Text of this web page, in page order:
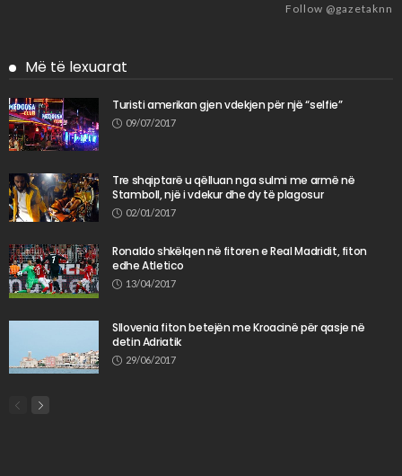
Follow @gazetaknn
Më të lexuarat
Turisti amerikan gjen vdekjen për një “selfie”
09/07/2017
Tre shqiptarë u qëlluan nga sulmi me armë në
Stamboll, një i vdekur dhe dy të plagosur
02/01/2017
Ronaldo shkëlqen në fitoren e Real Madridit, fiton
edhe Atletico
13/04/2017
Sllovenia fiton betejën me Kroacinë për qasje në
detin Adriatik
29/06/2017